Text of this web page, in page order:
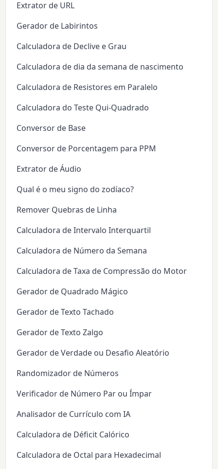
Extrator de URL
Gerador de Labirintos
Calculadora de Declive e Grau
Calculadora de dia da semana de nascimento
Calculadora de Resistores em Paralelo
Calculadora do Teste Qui-Quadrado
Conversor de Base
Conversor de Porcentagem para PPM
Extrator de Áudio
Qual é o meu signo do zodíaco?
Remover Quebras de Linha
Calculadora de Intervalo Interquartil
Calculadora de Número da Semana
Calculadora de Taxa de Compressão do Motor
Gerador de Quadrado Mágico
Gerador de Texto Tachado
Gerador de Texto Zalgo
Gerador de Verdade ou Desafio Aleatório
Randomizador de Números
Verificador de Número Par ou Ímpar
Analisador de Currículo com IA
Calculadora de Déficit Calórico
Calculadora de Octal para Hexadecimal